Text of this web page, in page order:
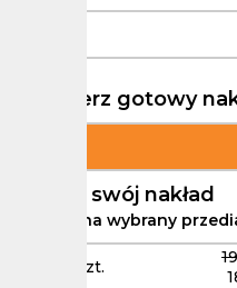
Wybierz gotowy
Podaj swój nakład
Kliknij na wybrany
1 - 2 szt.